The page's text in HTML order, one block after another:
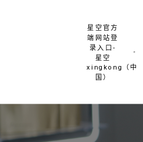
星空官方
端网站登
录入口-
星空
xingkong（中
国）